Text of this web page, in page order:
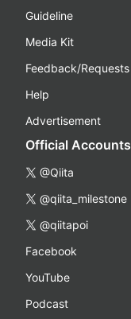
Guideline
Media Kit
Feedback/Requests
Help
Advertisement
Official Accounts
@Qiita
@qiita_milestone
@qiitapoi
Facebook
YouTube
Podcast